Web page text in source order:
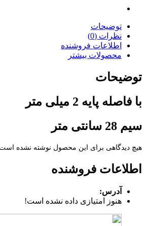
توضیحات
نظرات (0)
اطلاعات فروشنده
محصولات بیشتر
توضیحات
با فاصله پایه 2 میلی متر
سیم 28 سانتی متر
هیچ دیدگاهی برای این محصول نوشته نشده است.
اطلاعات فروشنده
آدرس:
هنوز امتیازی داده نشده است!